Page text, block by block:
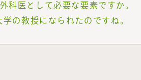
科医として必要な要素ですか。
の教授になられたのですね。